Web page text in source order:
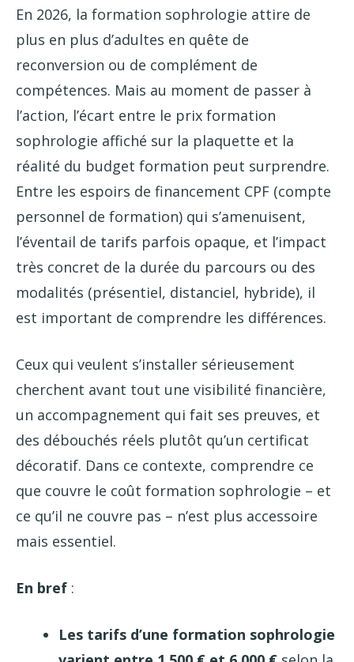
En 2026, la formation sophrologie attire de
plus en plus d’adultes en quête de
reconversion ou de complément de
compétences. Mais au moment de passer à
l’action, l’écart entre le prix formation
sophrologie affiché sur la plaquette et la
réalité du budget formation peut surprendre.
Entre les espoirs de financement CPF (compte
personnel de formation) qui s’amenuisent,
l’éventail de tarifs parfois opaque, et l’impact
très concret de la durée du parcours ou des
modalités (présentiel, distanciel, hybride), il
est important de comprendre les différences.
Ceux qui veulent s’installer sérieusement
cherchent avant tout une visibilité financière,
un accompagnement qui fait ses preuves, et
des débouchés réels plutôt qu’un certificat
décoratif. Dans ce contexte, comprendre ce
que couvre le coût formation sophrologie – et
ce qu’il ne couvre pas – n’est plus accessoire
mais essentiel.
En bref :
Les tarifs d’une formation sophrologie